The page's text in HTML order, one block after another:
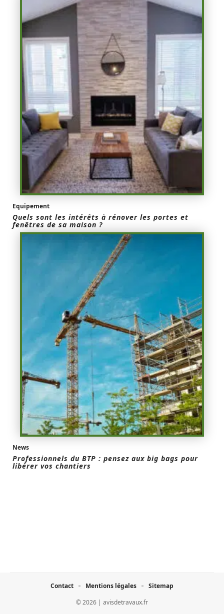
Equipement
Quels sont les intérêts à rénover les portes et
fenêtres de sa maison ?
News
Professionnels du BTP : pensez aux big bags pour
libérer vos chantiers
© 2026 | avisdetravaux.fr
Contact Mentions légales Sitemap